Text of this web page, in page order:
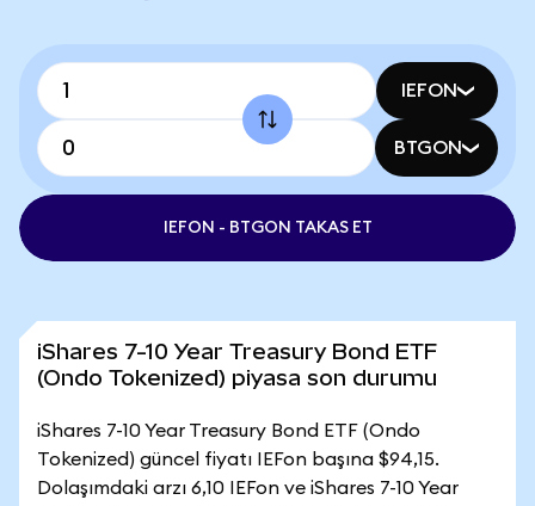
IEFON
BTGON
IEFON - BTGON TAKAS ET
iShares 7-10 Year Treasury Bond ETF
(Ondo Tokenized) piyasa son durumu
iShares 7-10 Year Treasury Bond ETF (Ondo
Tokenized) güncel fiyatı IEFon başına $94,15.
Dolaşımdaki arzı 6,10 IEFon ve iShares 7-10 Year